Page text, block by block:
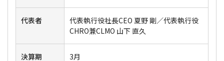
代表者
代表執行役社長CEO 夏野 剛／代表執行役
CHRO兼CLMO 山下 直久
決算期 3月